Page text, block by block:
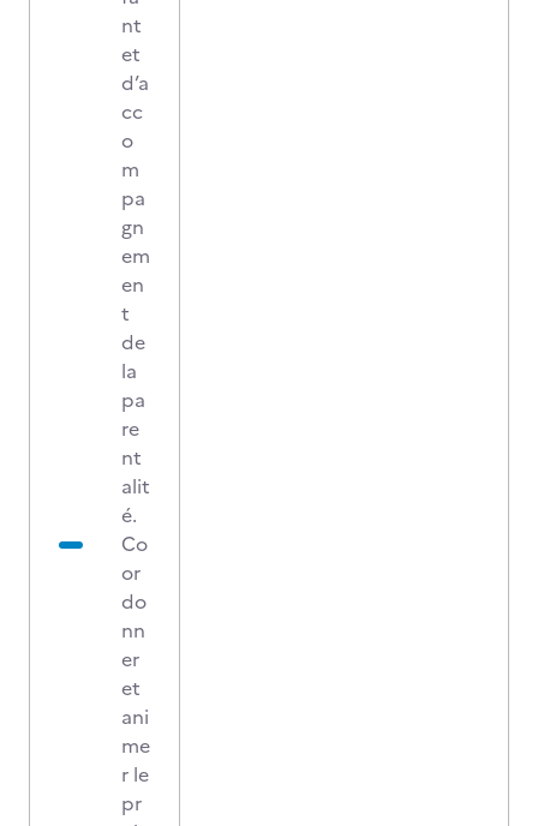
nt
et
d’a
cc
o
m
pa
gn
em
en
t
de
la
pa
re
nt
alit
é.
Co
or
do
nn
er
et
ani
me
r le
pr